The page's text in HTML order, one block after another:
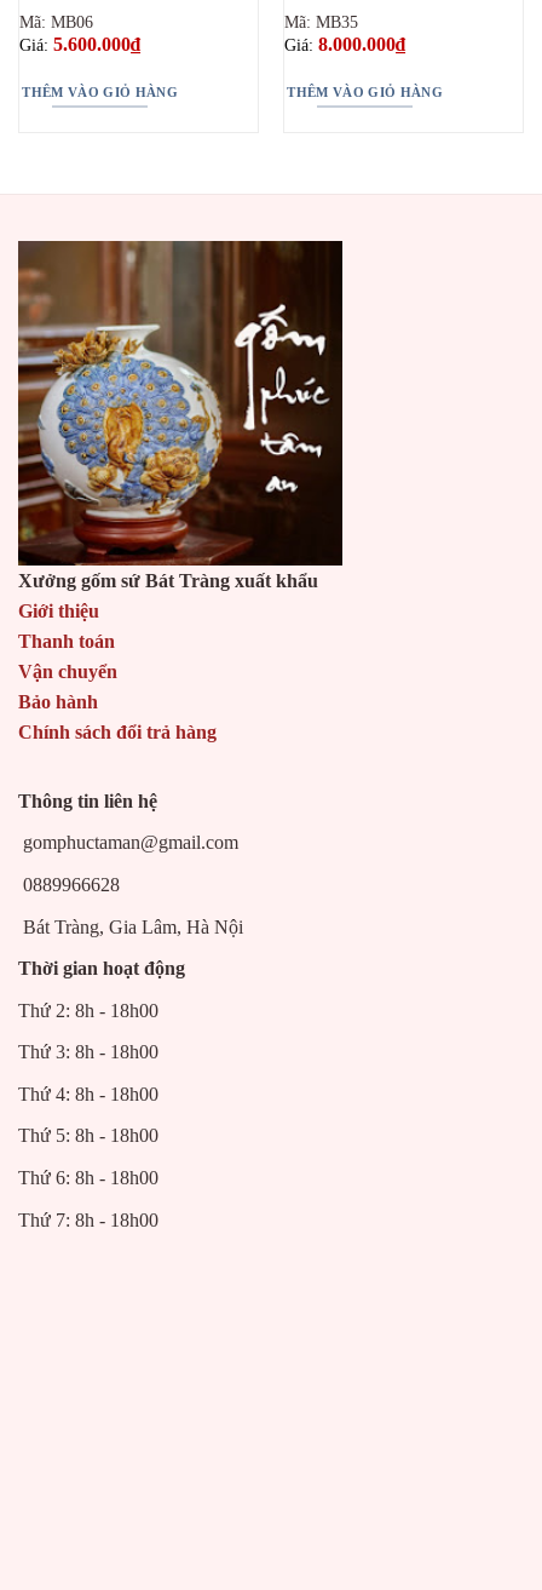
Mã: MB06
Giá: 5.600.000₫
THÊM VÀO GIỎ HÀNG
Mã: MB35
Giá: 8.000.000₫
THÊM VÀO GIỎ HÀNG
Xưởng gốm sứ Bát Tràng xuất khẩu
Giới thiệu
Thanh toán
Vận chuyển
Bảo hành
Chính sách đổi trả hàng
Thông tin liên hệ
gomphuctaman@gmail.com
0889966628
Bát Tràng, Gia Lâm, Hà Nội
Thời gian hoạt động
Thứ 2: 8h - 18h00
Thứ 3: 8h - 18h00
Thứ 4: 8h - 18h00
Thứ 5: 8h - 18h00
Thứ 6: 8h - 18h00
Thứ 7: 8h - 18h00